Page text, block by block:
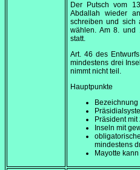
Der Putsch vom
Abdallah wieder
schreiben und
wählen. Am 8. und
statt.
Art. 46 des
mindestens drei
nimmt nicht teil.
Hauptpunkte
Präsident
Inseln mit
mindestens
Mayotte